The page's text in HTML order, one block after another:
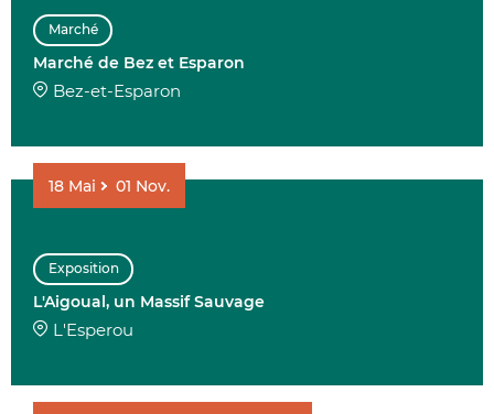
Marché
Marché de Bez et Esparon
Bez-et-Esparon
Exposition
L'Aigoual, un Massif Sauvage
L'Esperou
18 Mai 01 Nov.